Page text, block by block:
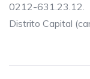
0212-631.23.12.
Distrito Capital